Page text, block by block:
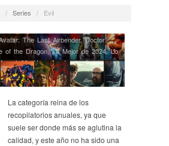
/ Series / Evil
The Last Airbender,Doctor
of the Dragon,Lo Mejor de 2024,Lo
,My Hero Academia,Opinión,
,Star Wars The Bad Batch,The
,X-Men 97
La categoría reina de los
recopilatorios anuales, ya que
suele ser donde más se aglutina la
calidad, y este año no ha sido una